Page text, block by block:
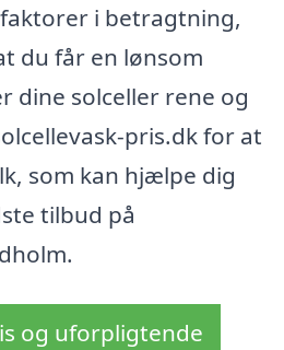
i betragtning,
du får en lønsom
dine solceller rene og
pris.dk for at
som kan hjælpe dig
tilbud på
og uforpligtende